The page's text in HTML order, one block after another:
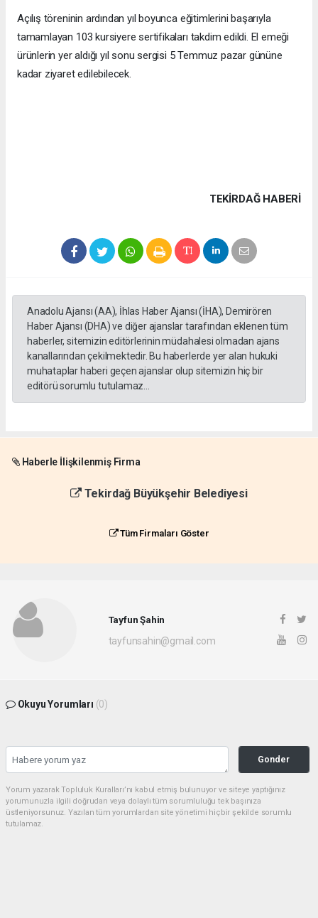
Açılış töreninin ardından yıl boyunca eğitimlerini başarıyla
tamamlayan 103 kursiyere sertifikaları takdim edildi. El emeği
ürünlerin yer aldığı yıl sonu sergisi 5 Temmuz pazar gününe
kadar ziyaret edilebilecek.
TEKIRDAĞ HABERİ
Anadolu Ajansı (AA), İhlas Haber Ajansı (İHA), Demirören
Haber Ajansı (DHA) ve diğer ajanslar tarafından eklenen tüm
haberler, sitemizin editörlerinin müdahalesi olmadan ajans
kanallarından çekilmektedir. Bu haberlerde yer alan hukuki
muhataplar haberi geçen ajanslar olup sitemizin hiç bir
editörü sorumlu tutulamaz...
Haberle İlişkilenmiş Firma
Tekirdağ Büyükşehir Belediyesi
Tüm Firmaları Göster
Tayfun Şahin
tayfunsahin@gmail.com
Okuyu Yorumları (0)
Gonder
Yorum yazarak Topluluk Kuralları’nı kabul etmiş bulunuyor ve siteye yaptığınız
yorumunuzla ilgili doğrudan veya dolaylı tüm sorumluluğu tek başınıza
üstleniyorsunuz. Yazılan tüm yorumlardan site yönetimi hiçbir şekilde sorumlu
tutulamaz.